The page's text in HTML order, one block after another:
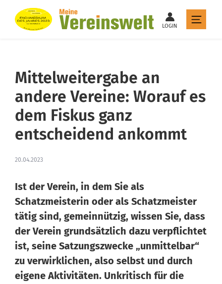
LOGIN
Mittelweitergabe an
andere Vereine: Worauf es
dem Fiskus ganz
entscheidend ankommt
20.04.2023
Ist der Verein, in dem Sie als
Schatzmeisterin oder als Schatzmeister
tätig sind, gemeinnützig, wissen Sie, dass
der Verein grundsätzlich dazu verpflichtet
ist, seine Satzungszwecke „unmittelbar“
zu verwirklichen, also selbst und durch
eigene Aktivitäten. Unkritisch für die